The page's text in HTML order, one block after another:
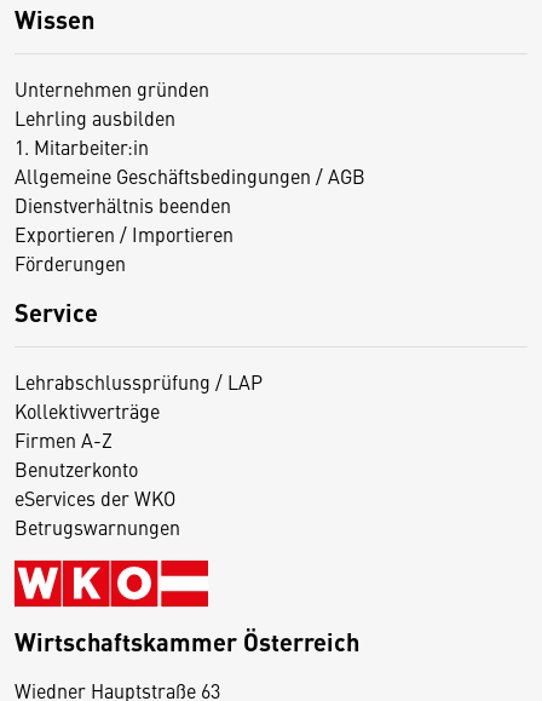
Wissen
Unternehmen gründen
Lehrling ausbilden
1. Mitarbeiter:in
Allgemeine Geschäftsbedingungen / AGB
Dienstverhältnis beenden
Exportieren / Importieren
Förderungen
Service
Lehrabschlussprüfung / LAP
Kollektivverträge
Firmen A-Z
Benutzerkonto
eServices der WKO
Betrugswarnungen
Wirtschaftskammer Österreich
Wiedner Hauptstraße 63